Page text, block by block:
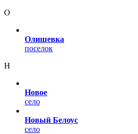
О
Олишевка
поселок
Н
Новое
село
Новый Белоус
село